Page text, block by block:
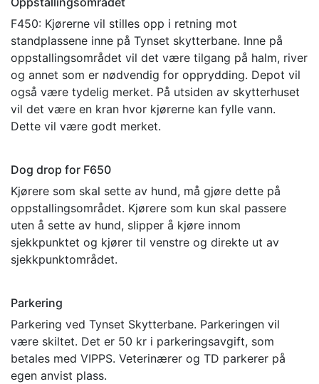
F450: Kjørerne vil stilles opp i retning mot
standplassene inne på Tynset skytterbane. Inne på
oppstallingsområdet vil det være tilgang på halm, river
og annet som er nødvendig for opprydding. Depot vil
også være tydelig merket. På utsiden av skytterhuset
vil det være en kran hvor kjørerne kan fylle vann.
Dette vil være godt merket.
Dog drop for F650
Kjørere som skal sette av hund, må gjøre dette på
oppstallingsområdet. Kjørere som kun skal passere
uten å sette av hund, slipper å kjøre innom
sjekkpunktet og kjører til venstre og direkte ut av
sjekkpunktområdet.
Parkering
Parkering ved Tynset Skytterbane. Parkeringen vil
være skiltet. Det er 50 kr i parkeringsavgift, som
betales med VIPPS. Veterinærer og TD parkerer på
egen anvist plass.